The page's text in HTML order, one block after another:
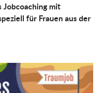
mit
für Frauen aus der